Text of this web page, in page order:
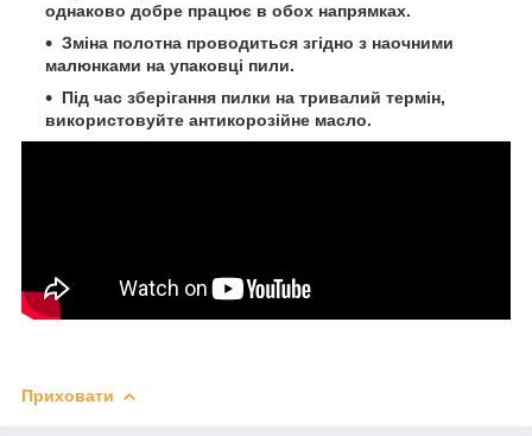
однаково добре працює в обох напрямках.
Зміна полотна проводиться згідно з наочними
малюнками на упаковці пили.
Під час зберігання пилки на тривалий термін,
використовуйте антикорозійне масло.
Приховати